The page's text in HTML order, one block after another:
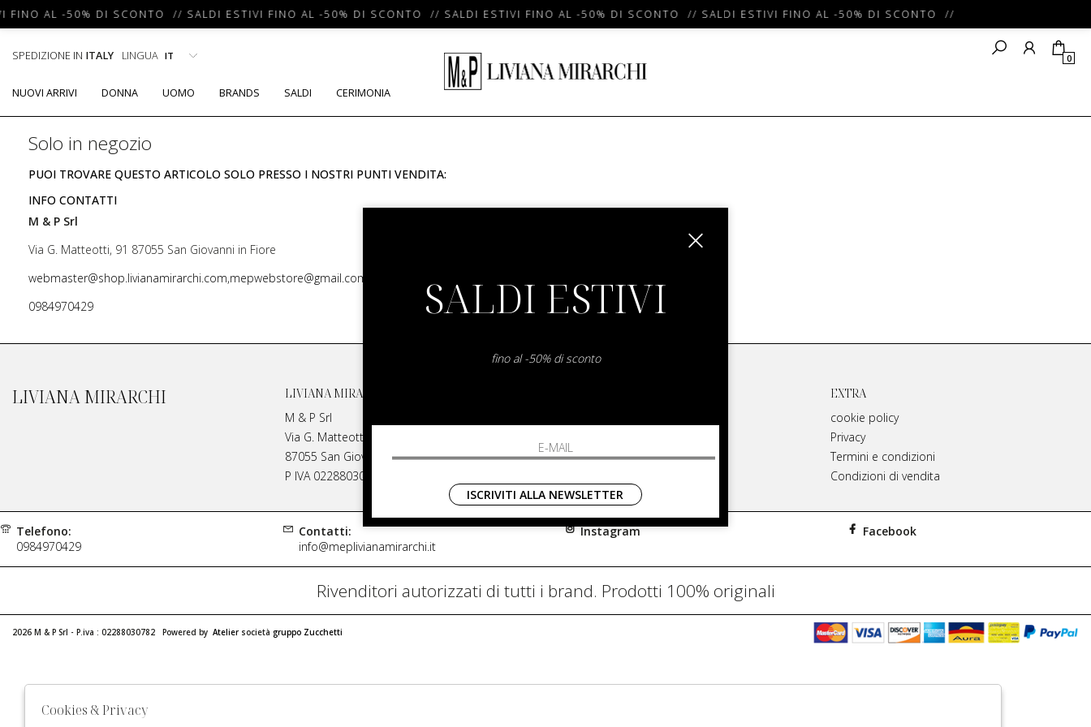
FINO AL -50% DI SCONTO // SALDI ESTIVI FINO AL -50% DI SCONTO // SALDI ESTIVI FINO AL -50% DI SCONTO // SALDI ESTIVI FINO AL -50% DI SCONTO //
SPEDIZIONE IN ITALY LINGUA 0
NUOVI ARRIVI DONNA UOMO BRANDS SALDI CERIMONIA
Solo in negozio
PUOI TROVARE QUESTO ARTICOLO SOLO PRESSO I NOSTRI PUNTI VENDITA:
INFO CONTATTI
M & P Srl
Via G. Matteotti, 91 87055 San Giovanni in Fiore
webmaster@shop.livianamirarchi.com,mepwebstore@gmail.com
0984970429
LIVIANA MIRARCHI
LIVIANA MIRARCHI
M & P Srl
Via G. Matteotti, 91
87055 San Giovanni in Fiore Italia
P IVA 02288030782
Contatti
Spedizione
EXTRA
cookie policy
Privacy
Termini e condizioni
Condizioni di vendita
Telefono:
0984970429
Contatti:
info@meplivianamirarchi.it
Instagram Facebook
Rivenditori autorizzati di tutti i brand. Prodotti 100% originali
2026 M & P Srl - P.iva : 02288030782 Powered by Atelier società gruppo Zucchetti
SALDI ESTIVI
fino al -50% di sconto
ISCRIVITI ALLA NEWSLETTER
Cookies & Privacy